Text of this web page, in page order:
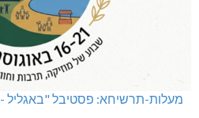
מעלות-תרשיחא: פסטיבל "באגליל